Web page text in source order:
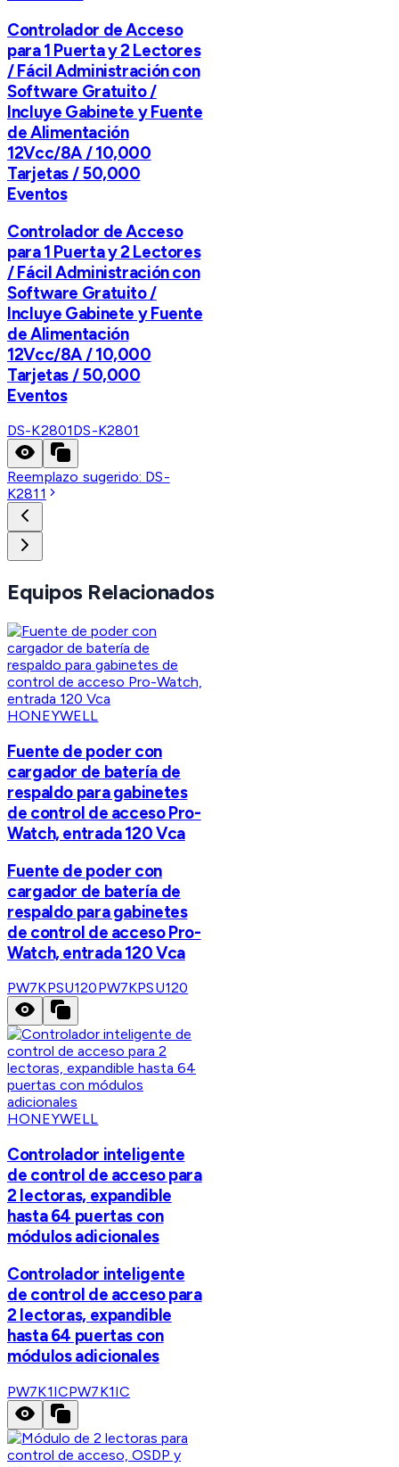
Controlador de Acceso
para 1 Puerta y 2 Lectores
/ Fácil Administración con
Software Gratuito /
Incluye Gabinete y Fuente
de Alimentación
12Vcc/8A / 10,000
Tarjetas / 50,000
Eventos
Controlador de Acceso
para 1 Puerta y 2 Lectores
/ Fácil Administración con
Software Gratuito /
Incluye Gabinete y Fuente
de Alimentación
12Vcc/8A / 10,000
Tarjetas / 50,000
Eventos
DS-K2801DS-K2801
Reemplazo sugerido: DS-
K2811
Equipos Relacionados
HONEYWELL
Fuente de poder con
cargador de batería de
respaldo para gabinetes
de control de acceso Pro-
Watch, entrada 120 Vca
Fuente de poder con
cargador de batería de
respaldo para gabinetes
de control de acceso Pro-
Watch, entrada 120 Vca
PW7KPSU120PW7KPSU120
HONEYWELL
Controlador inteligente
de control de acceso para
2 lectoras, expandible
hasta 64 puertas con
módulos adicionales
Controlador inteligente
de control de acceso para
2 lectoras, expandible
hasta 64 puertas con
módulos adicionales
PW7K1ICPW7K1IC